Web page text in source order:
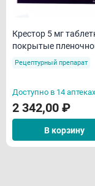
Способ
Побочные
Особые
Условия
Срок
Крестор 5 мг таблетки
покрытые
оболочкой N28
Рецептурный препарат
Доступно в 14 аптеках
2 342,00 ₽
В корзину